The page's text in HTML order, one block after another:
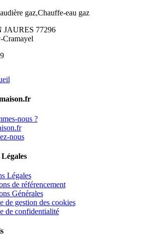
gaz,Chauffe-eau gaz
JAURES 77296
Cramayel
nous ?
nous
Légales
de référencement
Générales
de gestion des cookies
de confidentialité